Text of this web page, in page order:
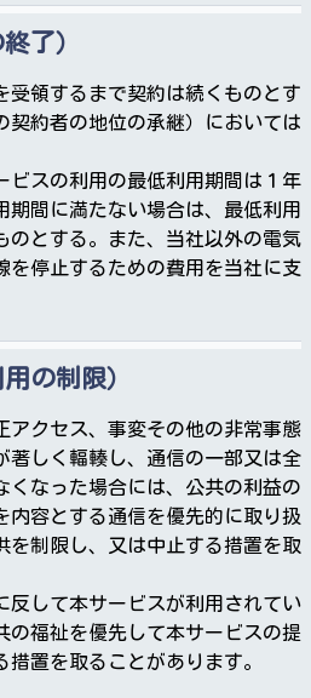
了）
受領するまで契約は続くものとす
契約者の地位の承継）においては
ビスの利用の最低利用期間は１年
期間に満たない場合は、最低利用
のとする。また、当社以外の電気
を停止するための費用を当社に支
の制限）
アクセス、事変その他の非常事態
著しく輻輳し、通信の一部又は全
くなった場合には、公共の利益の
内容とする通信を優先的に取り扱
を制限し、又は中止する措置を取
反して本サービスが利用されてい
の福祉を優先して本サービスの提
置を取ることがあります。